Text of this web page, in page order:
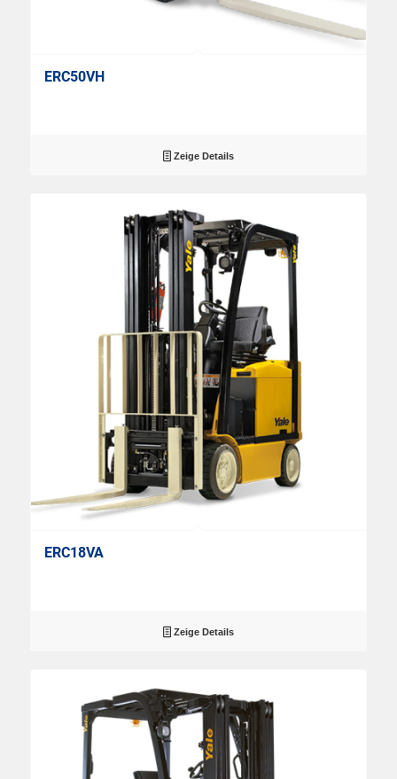
ERC50VH
Zeige Details
ERC18VA
Zeige Details